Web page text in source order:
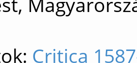
Critica